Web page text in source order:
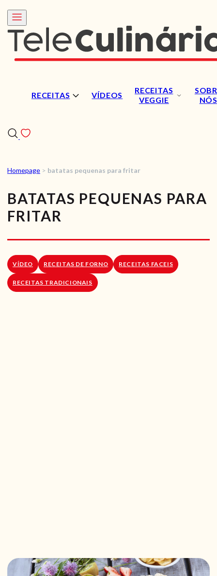
RECEITAS VÍDEOS
RECEITAS
VEGGIE
NÓS
RECEITAS
VÍDEOS
LOJA ONLINE
Homepage > batatas pequenas para fritar
BATATAS PEQUENAS PARA
FRITAR
VÍDEO RECEITAS DE FORNO RECEITAS FACEIS
RECEITAS TRADICIONAIS